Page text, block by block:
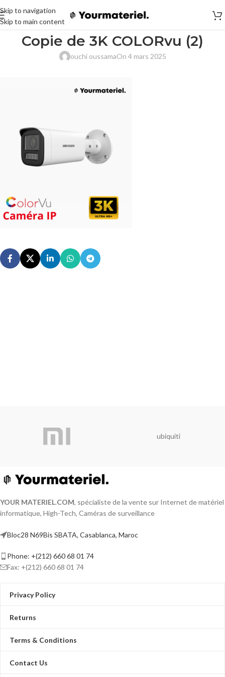
Skip to navigation
Skip to main content
Copie de 3K COLORvu (2)
ouchi oussamaOn 4 mars 2025
ubiquiti
YOUR MATERIEL.COM, spécialiste de la vente sur Internet de matériel
informatique, High-Tech, Caméras de surveillance
Bloc28 N69Bis SBATA, Casablanca, Maroc
Phone: +(212) 660 68 01 74
Fax: +(212) 660 68 01 74
Privacy Policy
Returns
Terms & Conditions
Contact Us